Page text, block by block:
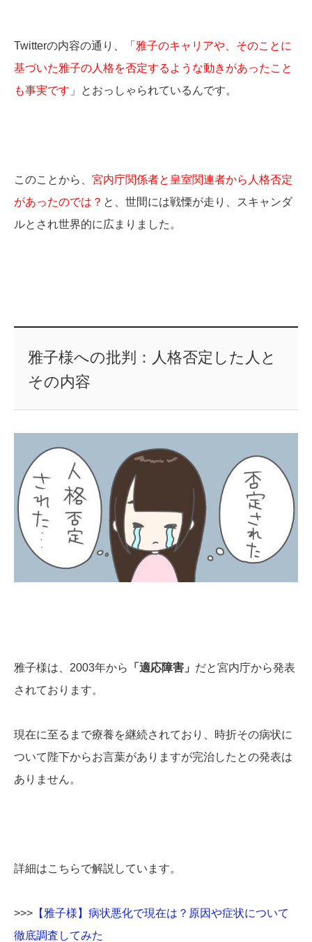
Twitterの内容の通り、「 雅子のキャリアや、そのことに
基づいた雅子の人格を否定するような動きがあったこと
も事実です 」とおっしゃられているんです。
このことから、 宮内庁関係者と皇室関連者から人格否定
があったのでは？ と、世間には戦慄が走り、スキャンダ
ルとされ世界的に広まりました。
雅子様への批判：人格否定した人と
その内容
雅子様は、2003年から 「適応障害」 だと宮内庁から発表
されております。
現在に至るまで療養を継続されており、時折その病状に
ついて陛下からお言葉がありますが完治したとの発表は
ありません。
詳細はこちらで解説しています。
>>> 【雅子様】病状悪化で現在は？原因や症状について
徹底調査してみた